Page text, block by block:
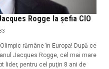
Rogge la şefia CIO
rămâne în Europa! După ce
Jacques Rogge, cel mai mare
lider, pentru cel puţin 8 ani de